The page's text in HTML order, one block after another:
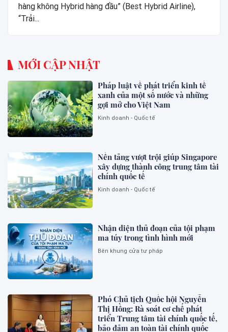
hàng không Hybrid hàng đầu” (Best Hybrid Airline),
“Trải...
MỚI CẬP NHẬT
Pháp luật về phát triển kinh tế
xanh của một số nước và những
gợi mở cho Việt Nam
Kinh doanh - Quốc tế
Nền tảng vượt trội giúp Singapore
xây dựng thành công trung tâm tài
chính quốc tế
Kinh doanh - Quốc tế
Nhận diện thủ đoạn của tội phạm
ma túy trong tình hình mới
Bên khung cửa tư pháp
Phó Chủ tịch Quốc hội Nguyễn
Thị Hồng: Rà soát cơ chế phát
triển Trung tâm tài chính quốc tế,
bảo đảm an toàn tài chính quốc